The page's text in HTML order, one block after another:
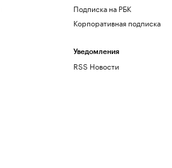
Подписка на РБК
Корпоративная подписка
Уведомления
RSS Новости